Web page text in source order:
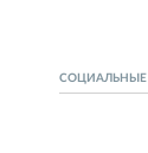
СОЦИАЛЬНЫЕ